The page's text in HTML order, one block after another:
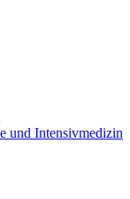
und Intensivmedizin